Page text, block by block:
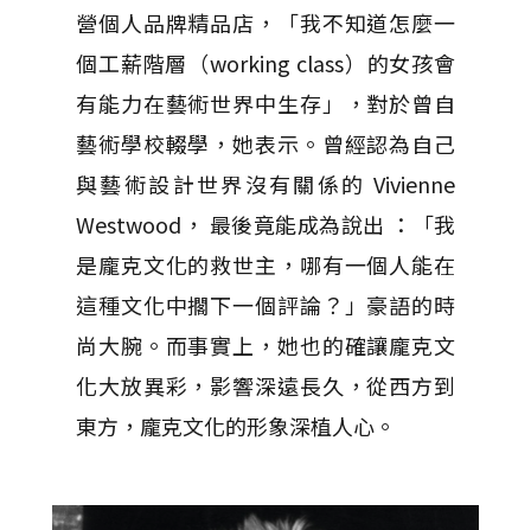
營個人品牌精品店，「我不知道怎麼一
個工薪階層（working class）的女孩會
有能力在藝術世界中生存」，對於曾自
藝術學校輟學，她表示。曾經認為自己
與藝術設計世界沒有關係的 Vivienne
Westwood， 最後竟能成為說出 ：「我
是龐克文化的救世主，哪有一個人能在
這種文化中擱下一個評論？」豪語的時
尚大腕。而事實上，她也的確讓龐克文
化大放異彩，影響深遠長久，從西方到
東方，龐克文化的形象深植人心。